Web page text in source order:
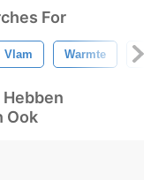
For
Vlam Warmte
Ook